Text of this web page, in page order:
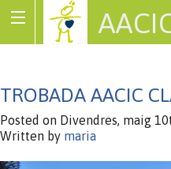
TROBADA AACIC
Posted on Divendres, maig
Written by maria